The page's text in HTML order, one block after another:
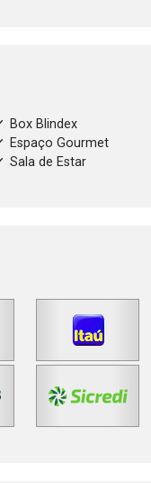
Box Blindex
Espaço Gourmet
Sala de Estar